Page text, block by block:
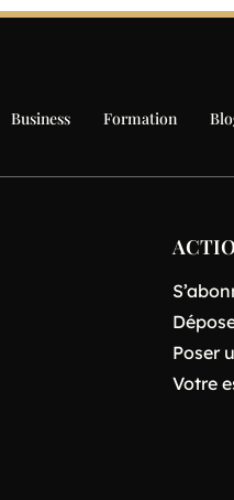
Business Formation
Poser
Votre